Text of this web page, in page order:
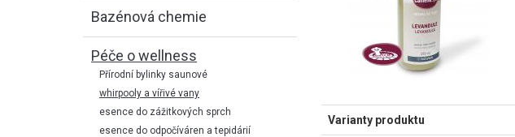
Bazénová chemie
Péče o wellness
Přírodní bylinky saunové
whirpooly a vířivé vany
esence do zážitkových sprch
esence do odpočíváren a tepidárií
Varianty produktu